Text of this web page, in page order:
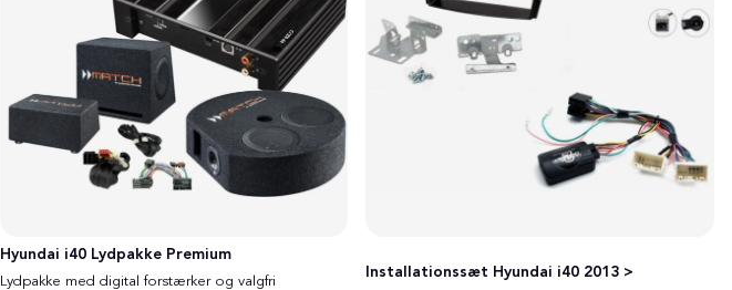
Hyundai i40 Lydpakke Premium
Lydpakke med digital forstærker og valgfri
Installationssæt Hyundai i40 2013 >